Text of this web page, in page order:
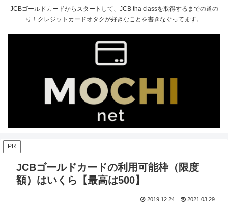
JCBゴールドカードからスタートして、JCB tha classを取得するまでの道の
り！クレジットカードオタクが好きなことを書きなぐってます。
PR
JCBゴールドカードの利用可能枠（限度
額）はいくら【最高は500】
2019.12.24 2021.03.29